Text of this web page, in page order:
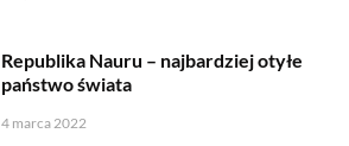
Republika Nauru – najbardziej otyłe
państwo świata
4 marca 2022